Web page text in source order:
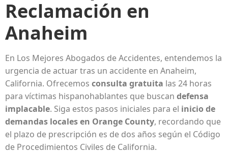
Reclamación en
Anaheim
En Los Mejores Abogados de Accidentes, entendemos la
urgencia de actuar tras un accidente en Anaheim,
California. Ofrecemos consulta gratuita las 24 horas
para víctimas hispanohablantes que buscan defensa
implacable. Siga estos pasos iniciales para el inicio de
demandas locales en Orange County, recordando que
el plazo de prescripción es de dos años según el Código
de Procedimientos Civiles de California.